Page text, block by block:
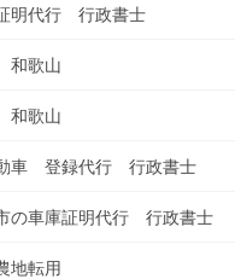
明代行 行政書士
和歌山
和歌山
車 登録代行 行政書士
の車庫証明代行 行政書士
地転用